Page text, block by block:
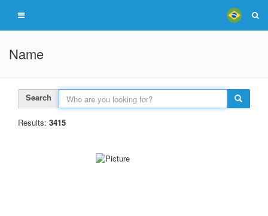
Name
Search
Results: 3415